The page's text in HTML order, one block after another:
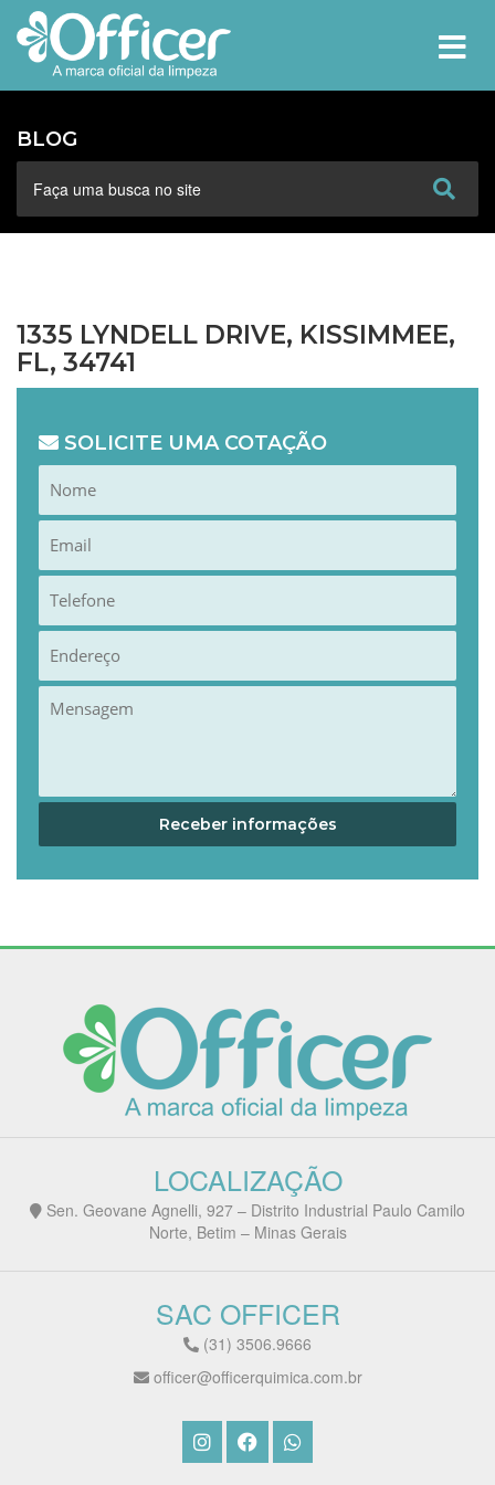
BLOG
1335 LYNDELL DRIVE, KISSIMMEE,
FL, 34741
SOLICITE UMA COTAÇÃO
LOCALIZAÇÃO
Sen. Geovane Agnelli, 927 – Distrito Industrial Paulo Camilo
Norte, Betim – Minas Gerais
SAC OFFICER
(31) 3506.9666
officer@officerquimica.com.br